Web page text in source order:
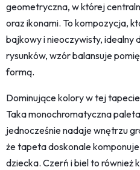
geometryczna, w której
oraz ikonami. To kompozycja,
bajkowy i nieoczywisty, idealny
rysunków, wzór balansuje
formą.
Dominujące kolory w tej
Taka monochromatyczna
jednocześnie nadaje wnętrzu
że tapeta doskonale
dziecka. Czerń i biel to